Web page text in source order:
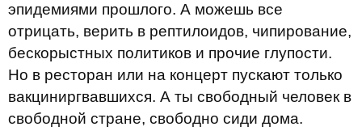
эпидемиями прошлого. А можешь все
отрицать, верить в рептилоидов, чипирование,
бескорыстных политиков и прочие глупости.
Но в ресторан или на концерт пускают только
вакциниргвавшихся. А ты свободный человек в
свободной стране, свободно сиди дома.